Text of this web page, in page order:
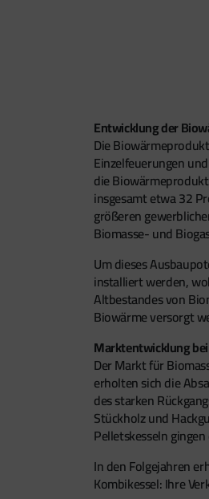
Entwicklung der
Die
Einzelfeuerungen
die
insgesamt etwa 32
größeren
Biomasse- und
Um dieses
installiert werden,
Altbestandes von
Biowärme versorgt
Marktentwicklung
Der Markt für
erholten sich die
des starken
Stückholz und
Pelletskesseln
In den Folgejahren
Kombikessel: Ihre